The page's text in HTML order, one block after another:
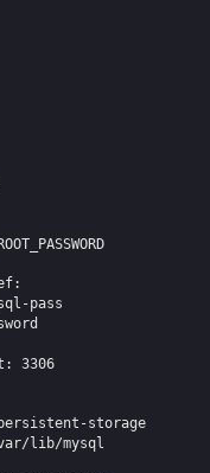
:
pass
: 3306
storage
lib/mysql